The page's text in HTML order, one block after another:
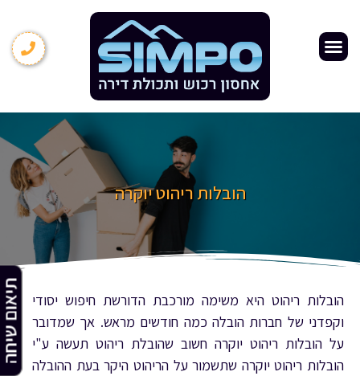
הובלות ריהוט יוקרה
הובלות ריהוט היא משימה מורכבת הדורשת חיפוש יסודי
וקפדני של חברות הובלה כמה חודשים מראש. אך שמדובר
על הובלות ריהוט יוקרה חשוב שהובלת ריהוט תעשה ע"י
הובלות ריהוט יוקרה שתשמור על הריהוט היקר בעת ההובלה